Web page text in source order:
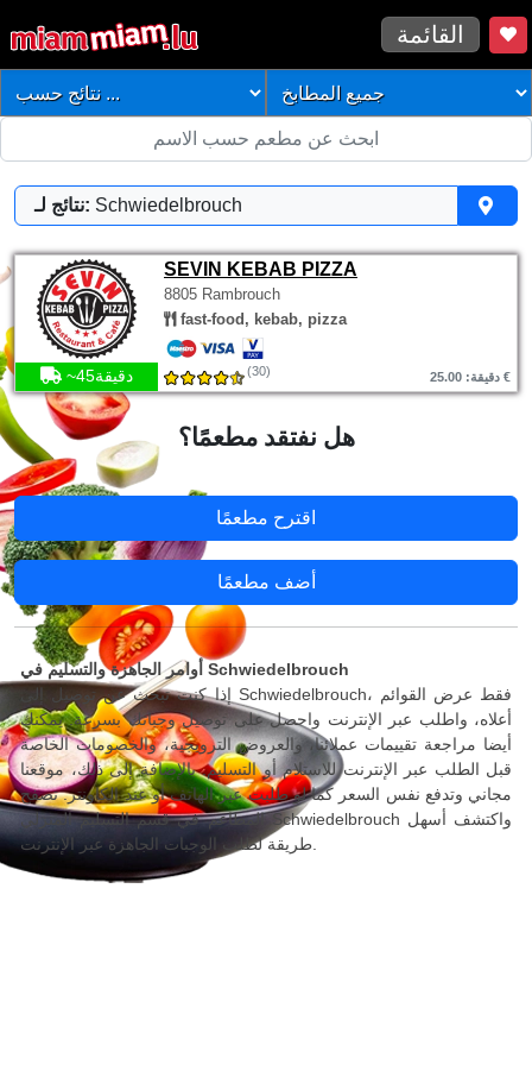
القائمة
نتائج لـ: Schwiedelbrouch
SEVIN KEBAB PIZZA
8805 Rambrouch
fast-food, kebab, pizza
~45دقيقة (30) دقيقة: 25.00 €
هل نفتقد مطعمًا؟
اقترح مطعمًا
أضف مطعمًا
أوامر الجاهزة والتسليم في Schwiedelbrouch
إذا كنت تبحث عن توصيل إلى Schwiedelbrouch، فقط عرض القوائم
أعلاه، واطلب عبر الإنترنت واحصل على توصيل وجباتك بسرعة. يمكنك
أيضا مراجعة تقييمات عملائنا، والعروض الترويجية، والخصومات الخاصة
قبل الطلب عبر الإنترنت للاستلام أو التسليم. بالإضافة إلى ذلك، موقعنا
مجاني وتدفع نفس السعر كما لو طلبت عبر الهاتف أو عند الكاونتر. تصفح
المطاعم في قسم التسليم المنزلي Schwiedelbrouch واكتشف أسهل